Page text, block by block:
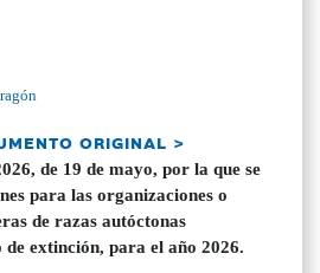
ORIGINAL >
de 19 de mayo, por la que se
para las organizaciones o
de razas autóctonas
de extinción, para el año 2026.